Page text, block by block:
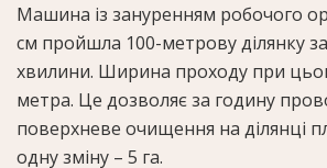
Машина із зануренням робочого
см пройшла 100-метрову ділянку
хвилини. Ширина проходу при
метра. Це дозволяє за годину
поверхневе очищення на ділянці
одну зміну – 5 га.